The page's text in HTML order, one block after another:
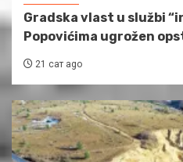
Gradska vlast u službi
Popovićima ugrožen
21 сат ago